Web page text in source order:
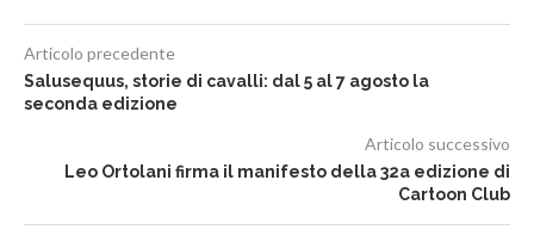
Articolo precedente
Salusequus, storie di cavalli: dal 5 al 7 agosto la
seconda edizione
Articolo successivo
Leo Ortolani firma il manifesto della 32a edizione di
Cartoon Club